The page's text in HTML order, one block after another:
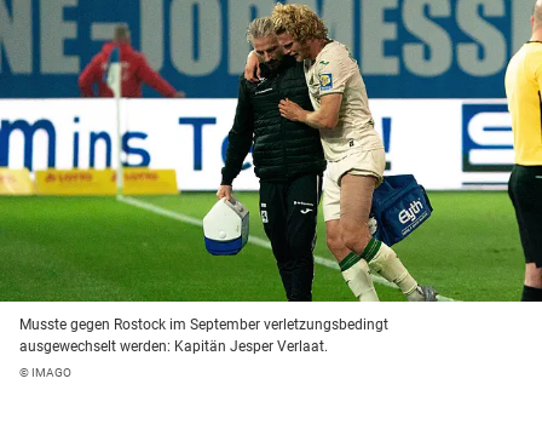
Musste gegen Rostock im September verletzungsbedingt
ausgewechselt werden: Kapitän Jesper Verlaat.
© IMAGO